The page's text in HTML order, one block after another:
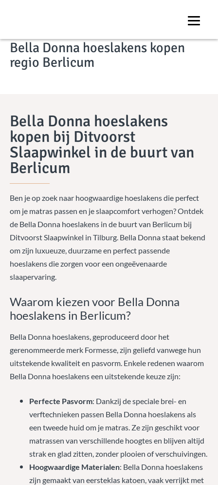
Bella Donna hoeslakens kopen
regio Berlicum
Bella Donna hoeslakens
kopen bij Ditvoorst
Slaapwinkel in de buurt van
Berlicum
Ben je op zoek naar hoogwaardige hoeslakens die perfect
om je matras passen en je slaapcomfort verhogen? Ontdek
de Bella Donna hoeslakens in de buurt van Berlicum bij
Ditvoorst Slaapwinkel in Tilburg. Bella Donna staat bekend
om zijn luxueuze, duurzame en perfect passende
hoeslakens die zorgen voor een ongeëvenaarde
slaapervaring.
Waarom kiezen voor Bella Donna
hoeslakens in Berlicum?
Bella Donna hoeslakens, geproduceerd door het
gerenommeerde merk Formesse, zijn geliefd vanwege hun
uitstekende kwaliteit en pasvorm. Enkele redenen waarom
Bella Donna hoeslakens een uitstekende keuze zijn:
Perfecte Pasvorm: Dankzij de speciale brei- en
verftechnieken passen Bella Donna hoeslakens als
een tweede huid om je matras. Ze zijn geschikt voor
matrassen van verschillende hoogtes en blijven altijd
strak en glad zitten, zonder plooien of verschuivingen.
Hoogwaardige Materialen: Bella Donna hoeslakens
zijn gemaakt van eersteklas katoen, vaak verrijkt met